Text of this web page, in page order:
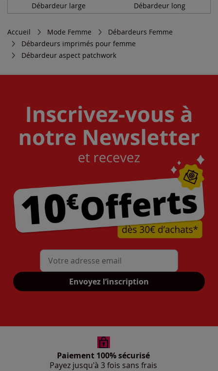
Débardeur large Débardeur long
Accueil Mode Femme
Débardeurs Femme
Débardeurs imprimés pour femme
Débardeur aspect patchwork
Mon adresse mail
Envoyez l’inscription
Paiement 100% sécurisé
Payez jusqu'à 3 fois sans frais